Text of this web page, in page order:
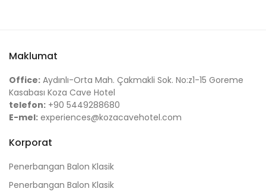
Maklumat
Office: Aydınlı-Orta Mah. Çakmakli Sok. No:z1-15 Goreme
Kasabası Koza Cave Hotel
telefon: +90 5449288680
E-mel: experiences@kozacavehotel.com
Korporat
Penerbangan Balon Klasik
Penerbangan Balon Klasik